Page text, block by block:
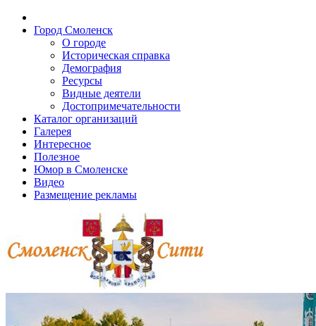
Город Смоленск
О городе
Историческая справка
Демография
Ресурсы
Видные деятели
Достопримечательности
Каталог организаций
Галерея
Интересное
Полезное
Юмор в Смоленске
Видео
Размещение рекламы